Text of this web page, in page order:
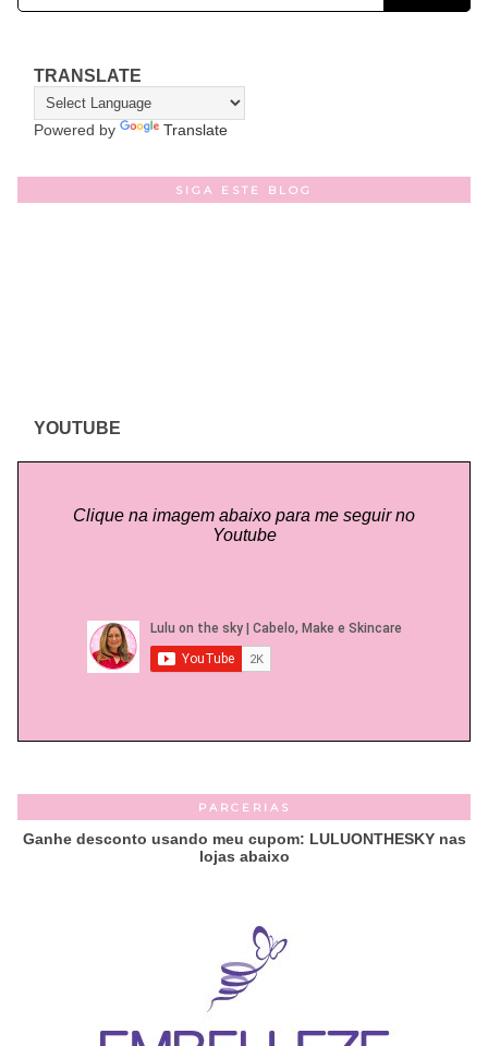
TRANSLATE
Powered by Translate
SIGA ESTE BLOG
YOUTUBE
Clique na imagem abaixo para me seguir no
Youtube
PARCERIAS
Ganhe desconto usando meu cupom: LULUONTHESKY nas
lojas abaixo